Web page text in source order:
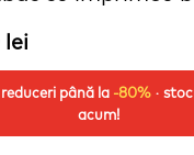
lei
până la -80%·
acum!